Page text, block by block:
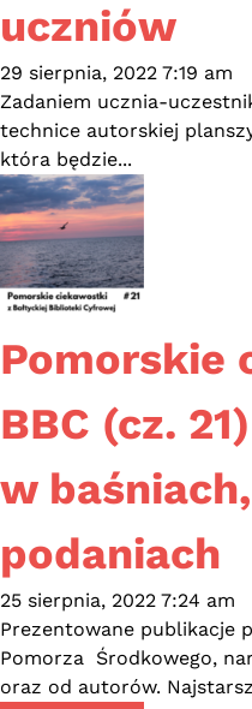
uczniów
29 sierpnia, 2022 7:19 am
Zadaniem ucznia-
technice autorskiej
która będzie...
Pomorskie
BBC (cz.
w
podaniach
25 sierpnia, 2022 7:24 am
Prezentowane publikacje
Pomorza Środkowego,
oraz od autorów.